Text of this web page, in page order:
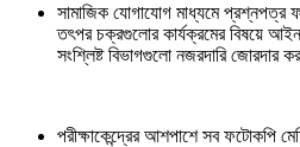
সামাজিক যোগাযোগ মাধ্যমে প্রশ্নপত্র
তৎপর চক্রগুলোর কার্যক্রমের বিষয়ে
সংশ্লিষ্ট বিভাগগুলো নজরদারি জোরদার
পরীক্ষাকেন্দ্রের আশপাশে সব ফটোকপি